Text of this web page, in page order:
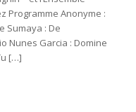
Programme Anonyme :
Sumaya : De
Nunes Garcia : Domine
[…]